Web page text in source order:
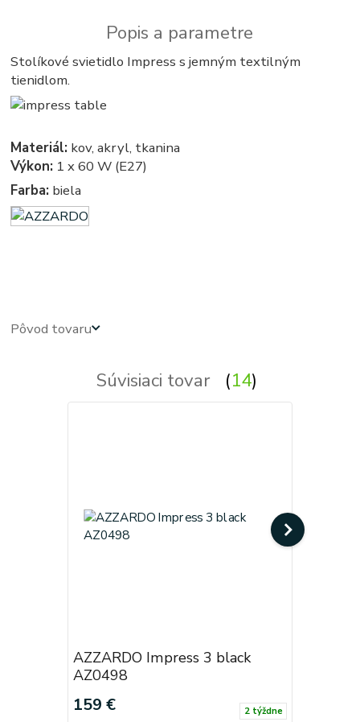
Popis a parametre
Stolíkové svietidlo Impress s jemným textilným
tienidlom.
Materiál: kov, akryl, tkanina
Výkon: 1 x 60 W (E27)
Farba: biela
Pôvod tovaru
Súvisiaci tovar 14
AZZARDO Impress 3 black
AZ0498
159 € 2 týždne